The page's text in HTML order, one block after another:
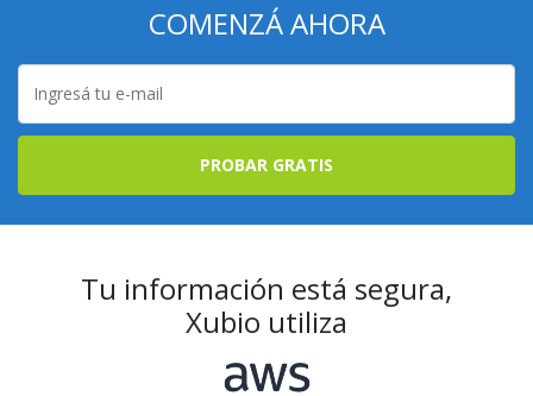
COMENZÁ AHORA
PROBAR GRATIS
Tu información está segura,
Xubio utiliza